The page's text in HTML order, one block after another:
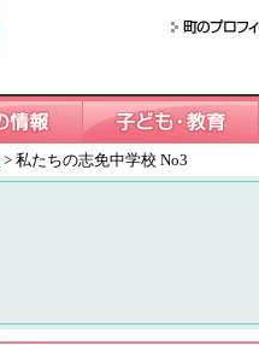
> 私たちの志免中学校 No3